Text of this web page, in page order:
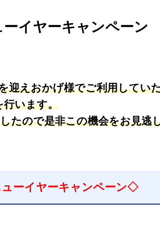
ーイヤーキャンペーン
迎えおかげ様でご利用してい
行います。
たので是非この機会をお見逃
ーイヤーキャンペーン◇